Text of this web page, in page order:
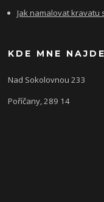
Jak namalovat kravatu
KDE MNE
Nad Sokolovnou 233
Poříčany, 289 14